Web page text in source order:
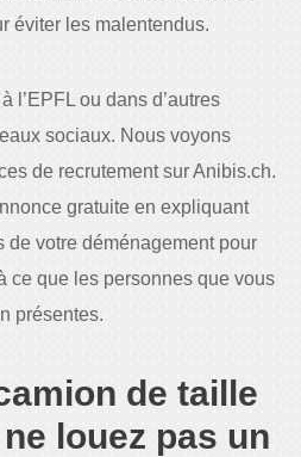
éviter les malentendus.
l’EPFL ou dans d’autres
sociaux. Nous voyons
de recrutement sur Anibis.ch.
gratuite en expliquant
de votre déménagement pour
ce que les personnes que vous
présentes.
de taille
louez pas un